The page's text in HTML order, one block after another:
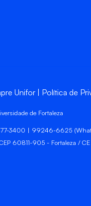
Unifor Política de
de Fortaleza
3400 | 99246-6625
60811-905 - Fortaleza /